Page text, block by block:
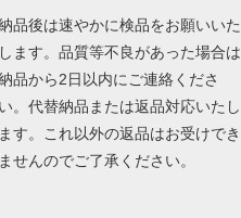
品後は速やかに検品をお願いいた
します。品質等不良があった場合は
品から2日以内にご連絡くださ
い。代替納品または返品対応いたし
ます。これ以外の返品はお受けでき
ませんのでご了承ください。